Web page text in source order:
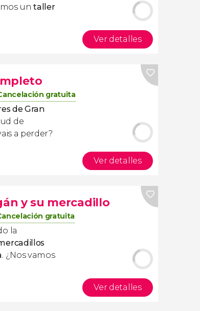
untaller
Ver detalles
gratuita
de Gran
de
a perder?
Ver detalles
y su mercadillo
gratuita
la
. ¿Nos vamos
Ver detalles